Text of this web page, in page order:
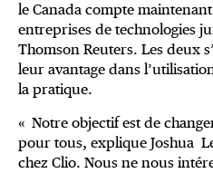
le Canada compte
entreprises de technologies
Thomson Reuters. Les deux
leur avantage dans
la pratique.
« Notre objectif est de
pour tous, explique Joshua
chez Clio. Nous ne nous